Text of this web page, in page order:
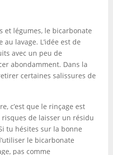
et légumes, le bicarbonate
lavage. L’idée est de
avec un peu de
abondamment. Dans la
certaines salissures de
c’est que le rinçage est
de laisser un résidu
tu hésites sur la bonne
le bicarbonate
pas comme